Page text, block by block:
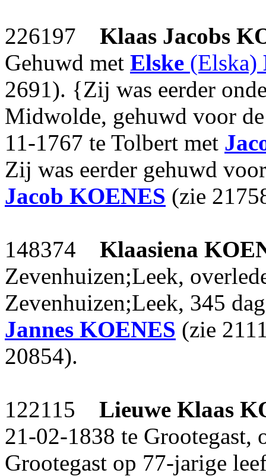
226197 Klaas Jacobs
Gehuwd met Elske (Elska)
2691). {Zij was eerder
Midwolde, gehuwd voor
11-1767 te Tolbert met
Zij was eerder gehuwd
Jacob KOENES (zie
148374 Klaasiena
Zevenhuizen;Leek,
Zevenhuizen;Leek, 345
Jannes KOENES (zie
20854).
122115 Lieuwe Klaas
21-02-1838 te Grootegast,
Grootegast op 77-jarige